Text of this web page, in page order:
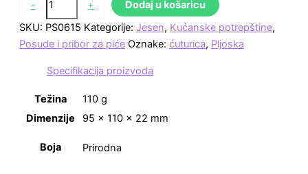
- +
Dodaj u košaricu
SKU: PS0615 Kategorije: Jesen, Kućanske potrepštine,
Posude i pribor za piće Oznake: ćuturica, Pljoska
Specifikacija proizvoda
Težina
110 g
Dimenzije
95 × 110 × 22 mm
Boja Prirodna